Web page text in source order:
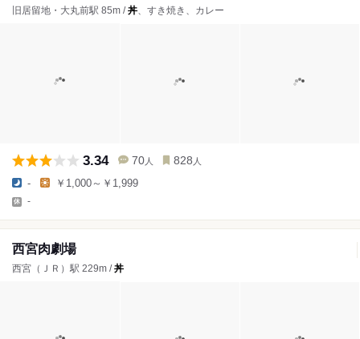
旧居留地・大丸前駅 85m /丼、すき焼き、カレー
3.34 70 人 828 人
- ￥1,000～￥1,999
-
西宮肉劇場
西宮（ＪＲ）駅 229m /丼